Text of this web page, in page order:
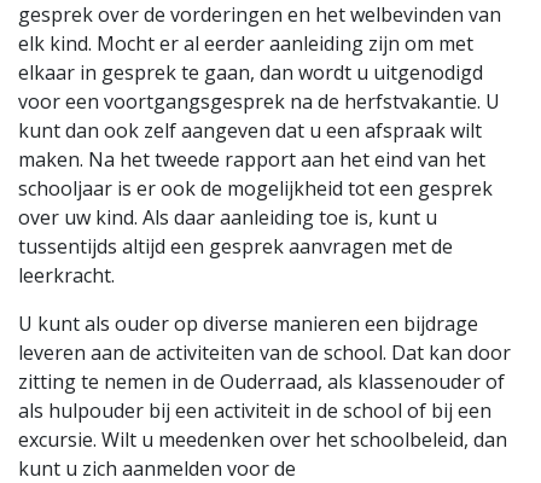
gesprek over de vorderingen en het welbevinden van
elk kind. Mocht er al eerder aanleiding zijn om met
elkaar in gesprek te gaan, dan wordt u uitgenodigd
voor een voortgangsgesprek na de herfstvakantie. U
kunt dan ook zelf aangeven dat u een afspraak wilt
maken. Na het tweede rapport aan het eind van het
schooljaar is er ook de mogelijkheid tot een gesprek
over uw kind. Als daar aanleiding toe is, kunt u
tussentijds altijd een gesprek aanvragen met de
leerkracht.
U kunt als ouder op diverse manieren een bijdrage
leveren aan de activiteiten van de school. Dat kan door
zitting te nemen in de Ouderraad, als klassenouder of
als hulpouder bij een activiteit in de school of bij een
excursie. Wilt u meedenken over het schoolbeleid, dan
kunt u zich aanmelden voor de